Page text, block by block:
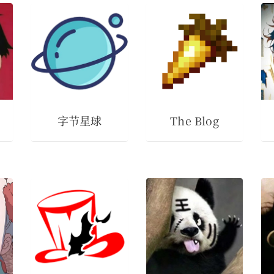
字节星球 The Blog